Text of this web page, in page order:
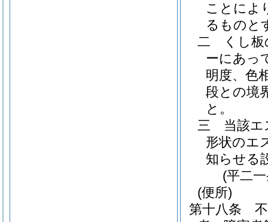
ことによ
るものと
二
くし
ーにあっ
明度、色
段との境
と。
三
当該
形状のエ
知らせる
(平二
(便所)
第十八条